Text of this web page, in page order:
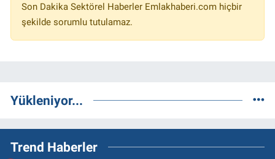
Son Dakika Sektörel Haberler Emlakhaberi.com hiçbir
şekilde sorumlu tutulamaz.
Yükleniyor...
Trend Haberler